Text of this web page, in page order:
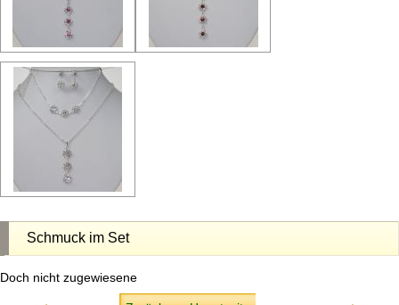
Schmuck im Set
Doch nicht zugewiesene